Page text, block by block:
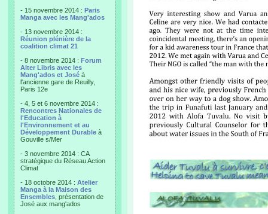
- 15 novembre 2014 : Paris
Manga avec les Mang'ados
- 13 novembre 2014 :
Réunion plénière de la
coalition climat 21
- 8 novembre 2014 : Forum
Alter Libris avec les
Mang'ados et José à
l'ancienne gare de Reuilly,
Paris 12e
- 4, 5 et 6 novembre 2014 :
Rencontres Nationales de
l'Education à
l'Environnement et au
Développement Durable à
Gouville s/Mer
- 3 novembre 2014 : CA
stratégique du Réseau Action
Climat
- 18 octobre 2014 : Atelier
Manga à la Maison des
Ensembles , présentation de
José aux mang'ados